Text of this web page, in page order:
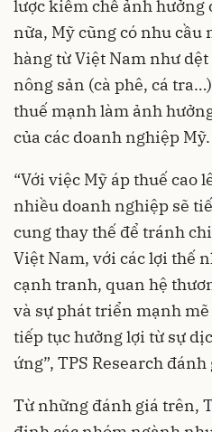
lược kiềm chế ảnh hưởng
nữa, Mỹ cũng có nhu
hàng từ Việt Nam như
nông sản (cà phê, cá
thuế mạnh làm ảnh
của các doanh nghiệp Mỹ.
“Với việc Mỹ áp thuế cao
nhiều doanh nghiệp sẽ
cung thay thế để tránh
Việt Nam, với các lợi thế
cạnh tranh, quan hệ
và sự phát triển mạnh
tiếp tục hưởng lợi từ sự
ứng”, TPS Research đánh
Từ những đánh giá trên,